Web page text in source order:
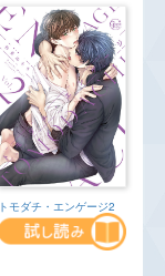
トモダチ・エンゲージ2